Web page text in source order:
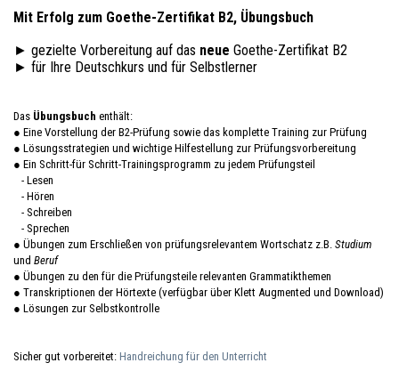
Mit Erfolg zum Goethe-Zertifikat B2, Übungsbuch
► gezielte Vorbereitung auf das neue Goethe-Zertifikat B2
► für Ihre Deutschkurs und für Selbstlerner
Das Übungsbuch enthält:
● Eine Vorstellung der B2-Prüfung sowie das komplette Training zur Prüfung
● Lösungsstrategien und wichtige Hilfestellung zur Prüfungsvorbereitung
● Ein Schritt-für Schritt-Trainingsprogramm zu jedem Prüfungsteil
- Lesen
- Hören
- Schreiben
- Sprechen
● Übungen zum Erschließen von prüfungsrelevantem Wortschatz z.B. Studium
und Beruf
● Übungen zu den für die Prüfungsteile relevanten Grammatikthemen
● Transkriptionen der Hörtexte (verfügbar über Klett Augmented und Download)
● Lösungen zur Selbstkontrolle
Sicher gut vorbereitet: Handreichung für den Unterricht